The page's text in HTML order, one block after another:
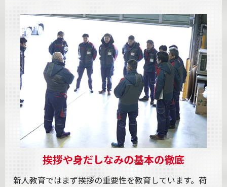
挨拶や身だしなみの基本の徹底
新人教育ではまず挨拶の重要性を教育しています。荷